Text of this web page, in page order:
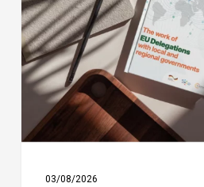
délégation
de
l’UE
03/08/2026